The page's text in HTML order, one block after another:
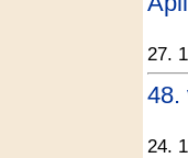
27.
48.
24.